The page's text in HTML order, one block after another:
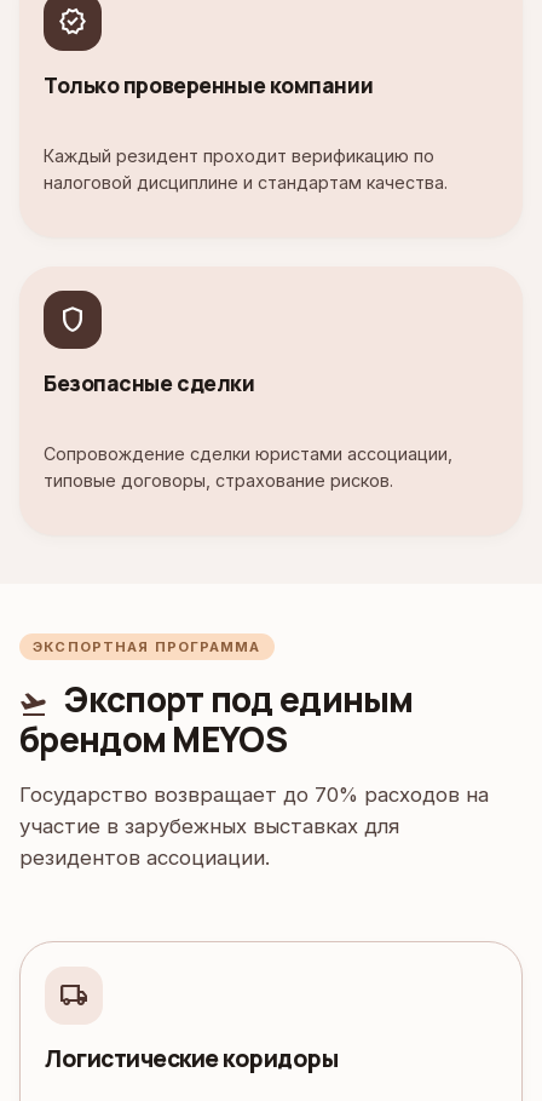
verified
Только проверенные компании
Каждый резидент проходит верификацию по
налоговой дисциплине и стандартам качества.
shield
Безопасные сделки
Сопровождение сделки юристами ассоциации,
типовые договоры, страхование рисков.
ЭКСПОРТНАЯ ПРОГРАММА
flight_takeoff Экспорт под единым
брендом MEYOS
Государство возвращает до 70% расходов на
участие в зарубежных выставках для
резидентов ассоциации.
local_shipping
Логистические коридоры